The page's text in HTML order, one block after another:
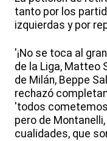
tanto por los
izquierdas y por
'¡No se toca al
de la Liga, Matteo
de Milán, Beppe
rechazó
'todos
pero de
cualidades, que